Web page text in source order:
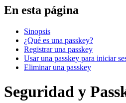
En esta página
Sinopsis
¿Qué es una passkey?
Registrar una passkey
Usar una passkey para iniciar
Eliminar una passkey
Seguridad y